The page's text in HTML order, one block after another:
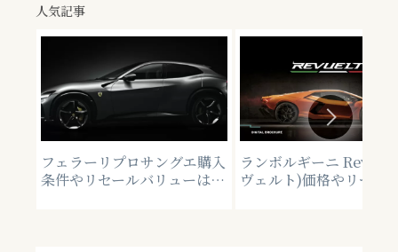
人気記事
フェラーリプロサングエ購入
条件やリセールバリューは？
ランボルギーニ
ヴェルト)価格やリセー